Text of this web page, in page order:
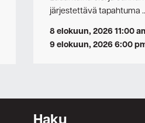
järjestettävä tapahtuma
8 elokuun, 2026 11:00
9 elokuun, 2026 6:00